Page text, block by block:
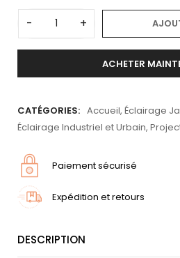
- +
ACHETER
CATÉGORIES: Accueil, Éclairage
Éclairage Industriel et Urbain,
Paiement sécurisé
Expédition et retours
DESCRIPTION